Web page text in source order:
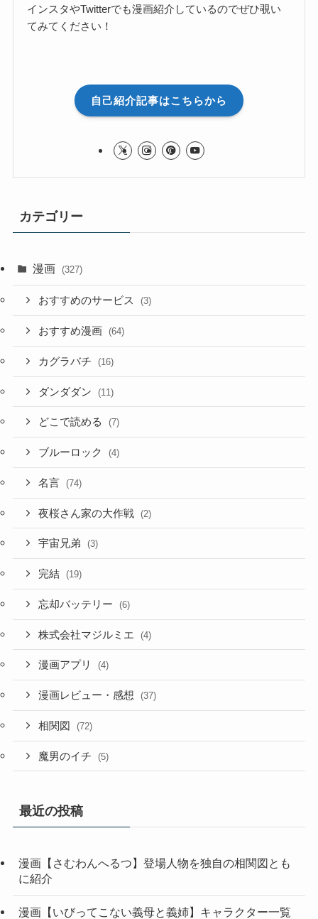
インスタやTwitterでも漫画紹介しているのでぜひ覗い
てみてください！
自己紹介記事はこちらから
カテゴリー
漫画 (327)
おすすめのサービス (3)
おすすめ漫画 (64)
カグラバチ (16)
ダンダダン (11)
どこで読める (7)
ブルーロック (4)
名言 (74)
夜桜さん家の大作戦 (2)
宇宙兄弟 (3)
完結 (19)
忘却バッテリー (6)
株式会社マジルミエ (4)
漫画アプリ (4)
漫画レビュー・感想 (37)
相関図 (72)
魔男のイチ (5)
最近の投稿
漫画【さむわんへるつ】登場人物を独自の相関図とも
に紹介
漫画【いびってこない義母と義姉】キャラクター一覧